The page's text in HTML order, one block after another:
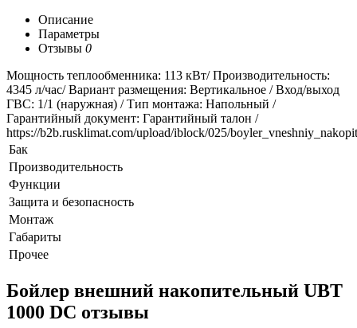
Описание
Параметры
Отзывы 0
Мощность теплообменника: 113 кВт/ Производительность:
4345 л/час/ Вариант размещения: Вертикальное / Вход/выход
ГВС: 1/1 (наружная) / Тип монтажа: Напольный /
Гарантийный документ: Гарантийный талон /
https://b2b.rusklimat.com/upload/iblock/025/
Бак
Производительность
Функции
Защита и безопасность
Монтаж
Габариты
Прочее
Бойлер внешний накопительный UBT
1000 DC отзывы